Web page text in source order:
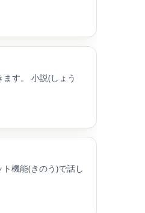
す。 小説(しょう
機能(きのう)で話し